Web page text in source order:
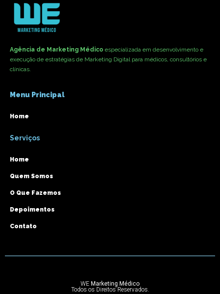
Agência de Marketing Médico especializada em desenvolvimento e
execução de estratégias de Marketing Digital para médicos, consultórios e
clínicas.
Menu Principal
Home
Serviços
Home
Quem Somos
O Que Fazemos
Depoimentos
Contato
WEMarketing Médico
Todos os Direitos Reservados.